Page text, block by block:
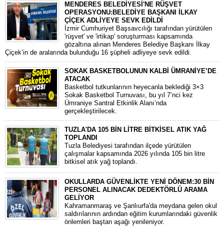
MENDERES BELEDİYESİ'NE RÜŞVET
OPERASYONU:BELEDİYE BAŞKANI İLKAY
ÇİÇEK ADLİYEYE SEVK EDİLDİ
​İzmir Cumhuriyet Başsavcılığı tarafından yürütülen
'rüşvet' ve 'irtikap' soruşturması kapsamında
gözaltına alınan Menderes Belediye Başkanı İlkay
Çiçek’in de aralarında bulunduğu 16 şüpheli adliyeye sevk edildi.
SOKAK BASKETBOLUNUN KALBİ ÜMRANİYE’DE
ATACAK
Basketbol tutkunlarının heyecanla beklediği 3×3
Sokak Basketbol Turnuvası, bu yıl 7’nci kez
Ümraniye Santral Etkinlik Alanı’nda
gerçekleştirilecek.
TUZLA'DA 105 BİN LİTRE BİTKİSEL ATIK YAĞ
TOPLANDI
Tuzla Belediyesi tarafından ilçede yürütülen
çalışmalar kapsamında 2026 yılında 105 bin litre
bitkisel atık yağ toplandı.
OKULLARDA GÜVENLİKTE YENİ DÖNEM:30 BİN
PERSONEL ALINACAK DEDEKTÖRLÜ ARAMA
GELİYOR
​Kahramanmaraş ve Şanlıurfa'da meydana gelen okul
saldırılarının ardından eğitim kurumlarındaki güvenlik
önlemleri baştan aşağı yenileniyor.